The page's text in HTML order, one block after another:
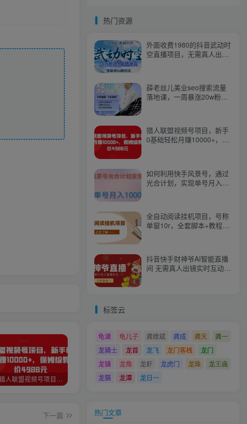
猎人联盟视频号项目，新手0基础轻松月赚10000+，保姆级教程原价4988元 如何利用快手风景号，通过光合计划，实现单号月入1000+（附详细教程及制作软件）
下一篇
热门资源
外面收费1980的抖音武动时
空直播项目，无需真人出
薛老丝儿美业seo搜索流量
落地课，一周暴涨20w粉
猎人联盟视频号项目，新手
0基础轻松月赚10000+，保
如何利用快手风景号，通过
光合计划，实现单号月入
全自动阅读挂机项目，号称
单窗10r，全套脚本+教程，
抖音快手财神爷AI智能直播
间 无需真人出镜实时互动
标签云
龟课 龟儿子 龚维斌 龚成 龚天
龚一
龙骑士
龙首 龙飞 龙门客栈
龙门
龙镇
龙角 龙虾 龙虎门 龙珠
龙王庙
龙猫
龙潭 龙日一
热门文章